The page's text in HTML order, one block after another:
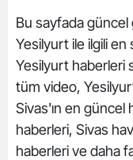
Bu sayfada güncel
Yesilyurt ile ilgili
Yesilyurt haberleri
tüm video,
Sivas'ın en güncel
haberleri, Sivas
haberleri ve daha